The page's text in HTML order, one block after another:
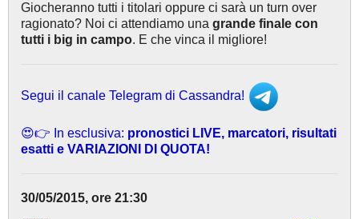
Giocheranno tutti i titolari oppure ci sarà un turn over
ragionato? Noi ci attendiamo una grande finale con
tutti i big in campo. E che vinca il migliore!
Segui il canale Telegram di Cassandra!
😍👉 In esclusiva: pronostici LIVE, marcatori, risultati
esatti e VARIAZIONI DI QUOTA!
30/05/2015, ore 21:30